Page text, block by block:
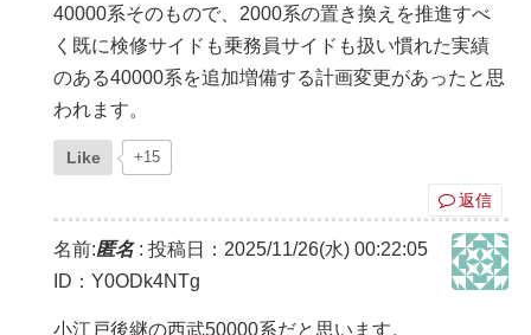
40000系そのもので、2000系の置き換えを推進すべ
く既に検修サイドも乗務員サイドも扱い慣れた実績
のある40000系を追加増備する計画変更があったと思
われます。
Like +15
返信
名前:匿名: 投稿日：2025/11/26(水) 00:22:05
ID：Y0ODk4NTg
小江戸後継の西武50000系だと思います。